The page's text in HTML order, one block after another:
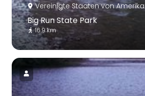
Vereinigte Staaten von Amerika
Big Run State Park
16.9 km